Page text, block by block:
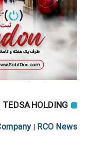
TEDSA HOLDING
| RCO News